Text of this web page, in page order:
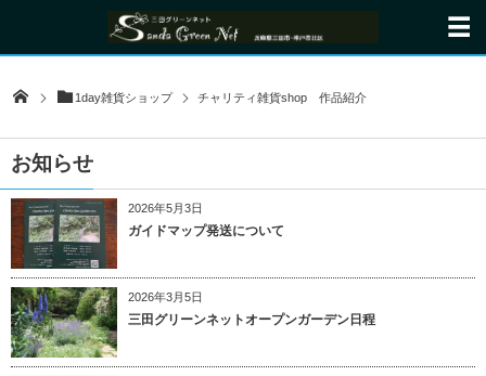
1day雑貨ショップ チャリティ雑貨shop 作品紹介
お知らせ
2026年5月3日
ガイドマップ発送について
2026年3月5日
三田グリーンネットオープンガーデン日程